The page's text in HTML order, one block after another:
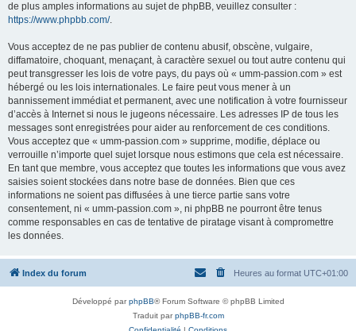
de plus amples informations au sujet de phpBB, veuillez consulter :
https://www.phpbb.com/.
Vous acceptez de ne pas publier de contenu abusif, obscène, vulgaire,
diffamatoire, choquant, menaçant, à caractère sexuel ou tout autre contenu qui
peut transgresser les lois de votre pays, du pays où « umm-passion.com » est
hébergé ou les lois internationales. Le faire peut vous mener à un
bannissement immédiat et permanent, avec une notification à votre fournisseur
d’accès à Internet si nous le jugeons nécessaire. Les adresses IP de tous les
messages sont enregistrées pour aider au renforcement de ces conditions.
Vous acceptez que « umm-passion.com » supprime, modifie, déplace ou
verrouille n’importe quel sujet lorsque nous estimons que cela est nécessaire.
En tant que membre, vous acceptez que toutes les informations que vous avez
saisies soient stockées dans notre base de données. Bien que ces
informations ne soient pas diffusées à une tierce partie sans votre
consentement, ni « umm-passion.com », ni phpBB ne pourront être tenus
comme responsables en cas de tentative de piratage visant à compromettre
les données.
Index du forum Heures au format UTC+01:00
Développé parphpBB® Forum Software © phpBB Limited
Traduit parphpBB-fr.com